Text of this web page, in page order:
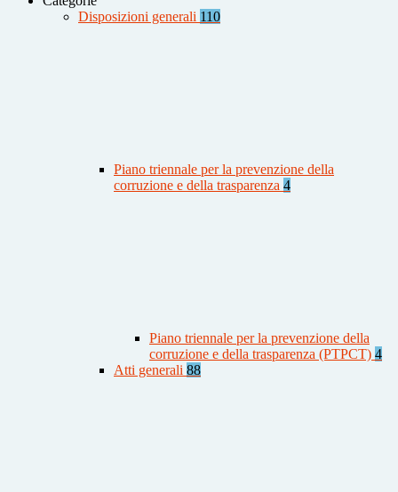
Disposizioni generali 110
Piano triennale per la prevenzione della
corruzione e della trasparenza 4
Piano triennale per la prevenzione della
corruzione e della trasparenza (PTPCT) 4
Atti generali 88